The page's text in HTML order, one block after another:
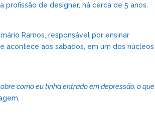
profissão de designer, há cerca de 5 anos.
Ramos, responsável por ensinar
acontece aos sábados, em um dos núcleos
como eu tinha entrado em depressão, o que